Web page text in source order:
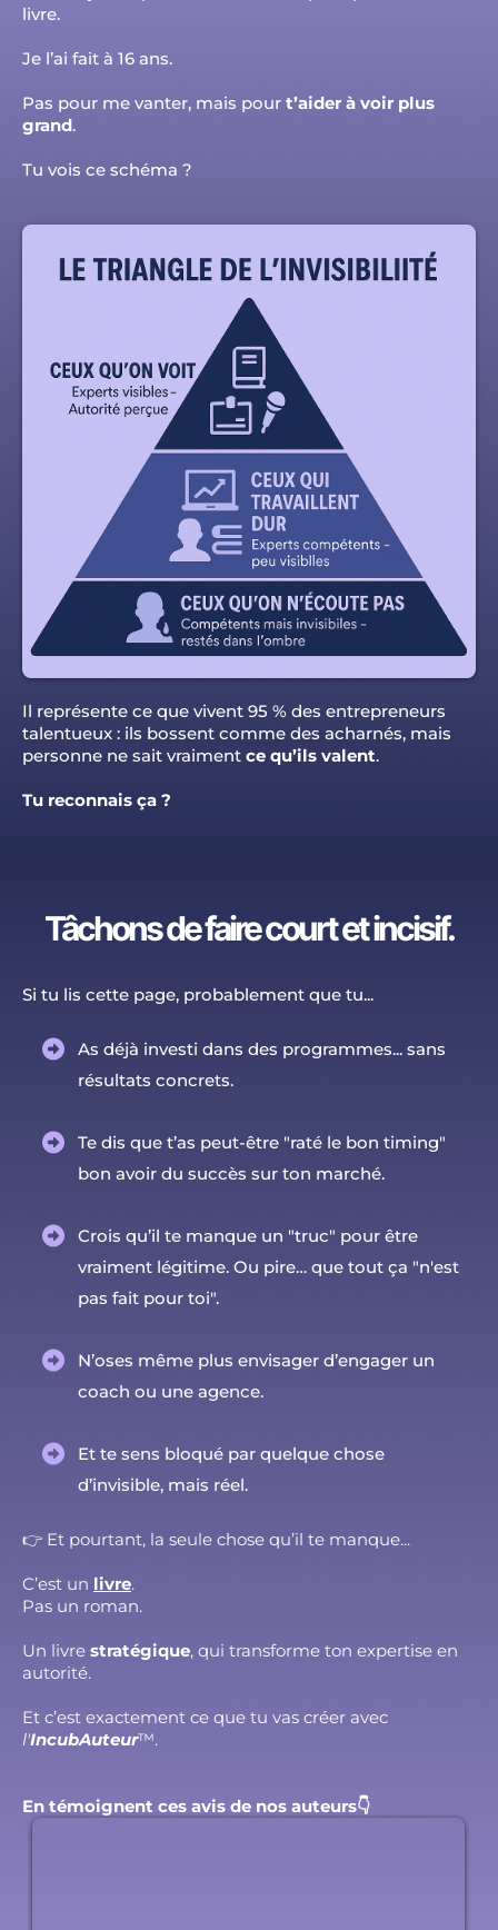
livre.
Je l’ai fait à 16 ans.
Pas pour me vanter, mais pour t’aider à voir plus
grand.
Tu vois ce schéma ?
Il représente ce que vivent 95 % des entrepreneurs
talentueux : ils bossent comme des acharnés, mais
personne ne sait vraiment ce qu’ils valent.
Tu reconnais ça ?
Tâchons de faire court et incisif.
Si tu lis cette page, probablement que tu...
As déjà investi dans des programmes... sans
résultats concrets.
Te dis que t’as peut-être "raté le bon timing"
bon avoir du succès sur ton marché.
Crois qu’il te manque un "truc" pour être
vraiment légitime. Ou pire… que tout ça "n'est
pas fait pour toi".
N’oses même plus envisager d’engager un
coach ou une agence.
Et te sens bloqué par quelque chose
d’invisible, mais réel.
👉 Et pourtant, la seule chose qu’il te manque...
C’est un livre.
Pas un roman.
Un livre stratégique, qui transforme ton expertise en
autorité.
Et c’est exactement ce que tu vas créer avec
l'IncubAuteur™.
En témoignent ces avis de nos auteurs👇